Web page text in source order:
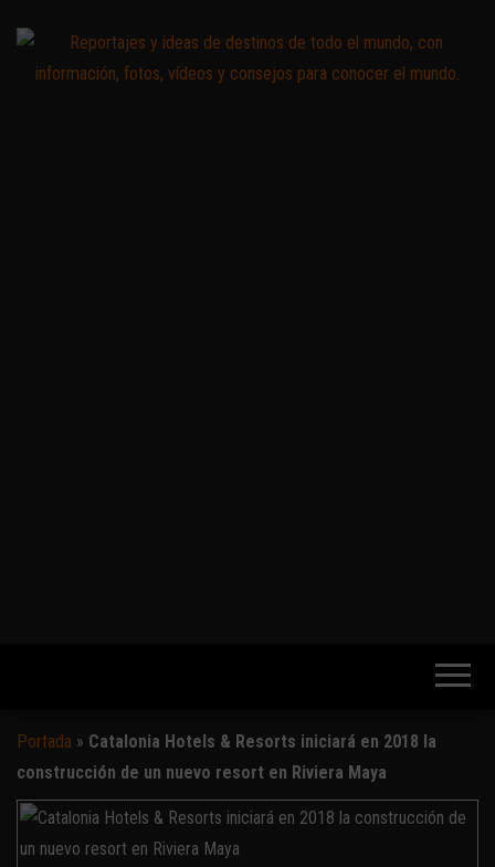
contenido
Portada » Catalonia Hotels & Resorts iniciará en 2018 la
construcción de un nuevo resort en Riviera Maya